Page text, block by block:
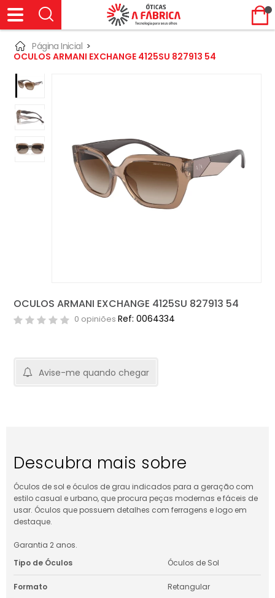
Página Inicial >
OCULOS ARMANI EXCHANGE 4125SU 827913 54
OCULOS ARMANI EXCHANGE 4125SU 827913 54
0 opiniões Ref: 0064334
Avise-me quando chegar
Descubra mais sobre
Óculos de sol e óculos de grau indicados para a geração com
estilo casual e urbano, que procura peças modernas e fáceis de
usar. Óculos que possuem detalhes com ferragens e logo em
destaque.
Garantia 2 anos.
Tipo de Óculos
Óculos de Sol
Formato Retangular